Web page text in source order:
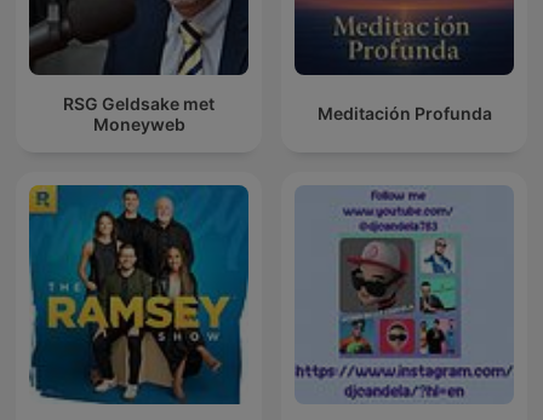
RSG Geldsake met
Moneyweb
Meditación Profunda